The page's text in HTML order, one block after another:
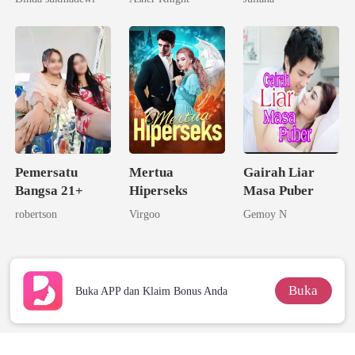
Triliuner
Pemersatu
Bangsa 21+
robertson
Mertua
Hiperseks
Virgoo
Gairah Liar
Masa Puber
Gemoy N
Buka APP dan Klaim Bonus Anda Buka